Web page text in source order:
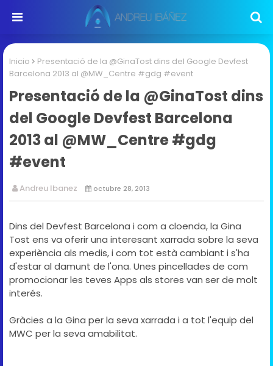
Inicio
Presentació de la @GinaTost dins del Google Devfest
Barcelona 2013 al @MW_Centre #gdg #event
Presentació de la @GinaTost dins
del Google Devfest Barcelona
2013 al @MW_Centre #gdg
#event
Andreu Ibanez octubre 28, 2013
Dins del Devfest Barcelona i com a cloenda, la Gina
Tost ens va oferir una interesant xarrada sobre la seva
experiència als medis, i com tot està cambiant i s'ha
d'estar al damunt de l'ona. Unes pincellades de com
promocionar les teves Apps als stores van ser de molt
interés.
Gràcies a la Gina per la seva xarrada i a tot l'equip del
MWC per la seva amabilitat.